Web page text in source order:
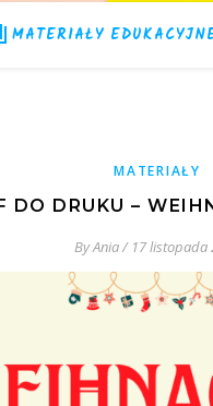
MATERIAŁY
MATERIAŁY
DO DRUKU –
ByAnia/ 17 listopada